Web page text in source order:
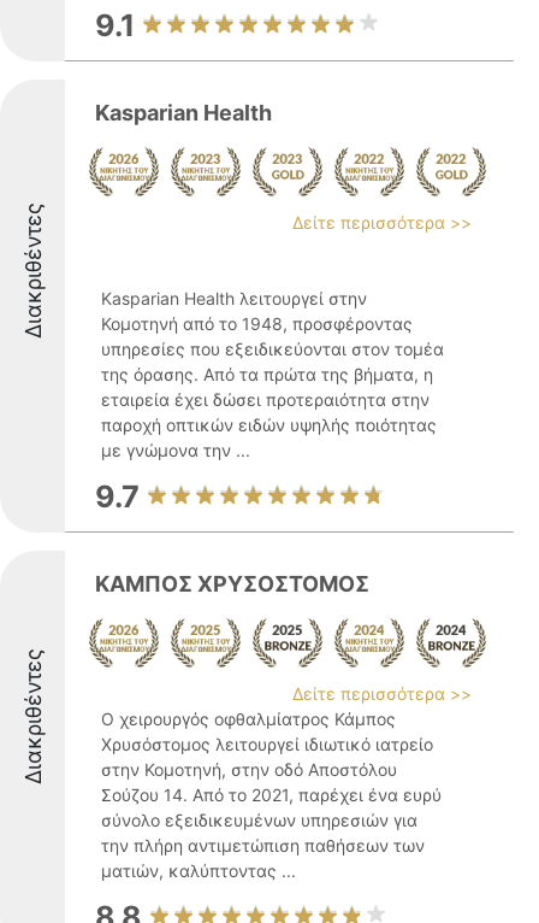
9.1
Διακριθέντες
Kasparian Health
Δείτε περισσότερα >>
Kasparian Health λειτουργεί στην
Κομοτηνή από το 1948, προσφέροντας
υπηρεσίες που εξειδικεύονται στον τομέα
της όρασης. Από τα πρώτα της βήματα, η
εταιρεία έχει δώσει προτεραιότητα στην
παροχή οπτικών ειδών υψηλής ποιότητας
με γνώμονα την ...
9.7
Διακριθέντες
ΚΑΜΠΟΣ ΧΡΥΣΟΣΤΟΜΟΣ
Δείτε περισσότερα >>
Ο χειρουργός οφθαλμίατρος Κάμπος
Χρυσόστομος λειτουργεί ιδιωτικό ιατρείο
στην Κομοτηνή, στην οδό Αποστόλου
Σούζου 14. Από το 2021, παρέχει ένα ευρύ
σύνολο εξειδικευμένων υπηρεσιών για
την πλήρη αντιμετώπιση παθήσεων των
ματιών, καλύπτοντας ...